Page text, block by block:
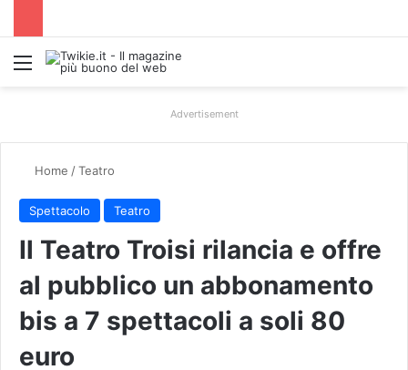
Menu
Advertisement
Home /Teatro
Spettacolo Teatro
Il Teatro Troisi rilancia e offre
al pubblico un abbonamento
bis a 7 spettacoli a soli 80
euro